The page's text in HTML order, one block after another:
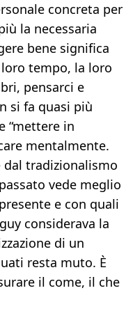
concreta per
la necessaria
bene significa
tempo, la loro
pensarci e
si fa quasi più
“mettere in
mentalmente.
dal tradizionalismo
vede meglio
e con quali
considerava la
di un
resta muto. È
il come, il che